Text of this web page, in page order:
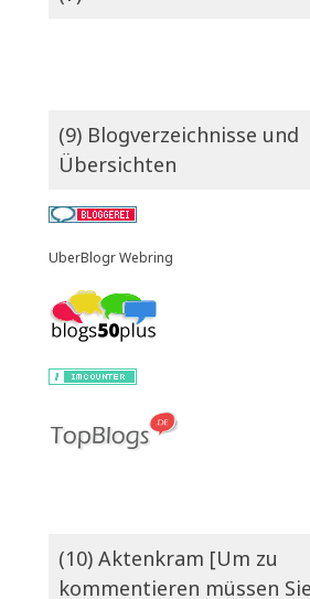
(9) Blogverzeichnisse und
Übersichten
UberBlogr Webring
(10) Aktenkram [Um zu
kommentieren müssen